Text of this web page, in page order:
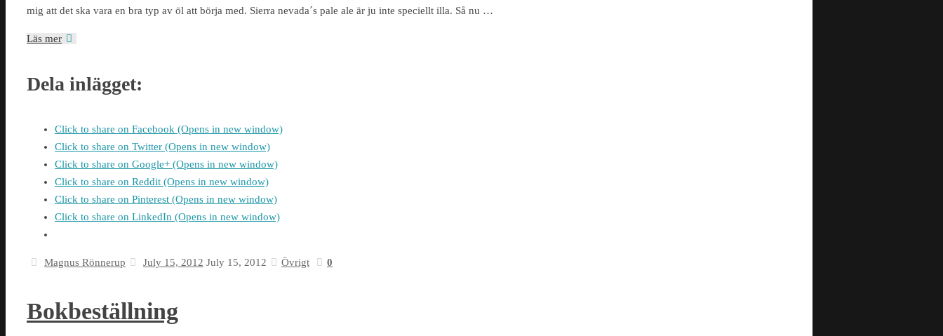
mig att det ska vara en bra typ av öl att börja med. Sierra nevada´s pale ale är ju inte speciellt illa. Så nu …
Läs mer
Dela inlägget:
Click to share on Facebook (Opens in new window)
Click to share on Twitter (Opens in new window)
Click to share on Google+ (Opens in new window)
Click to share on Reddit (Opens in new window)
Click to share on Pinterest (Opens in new window)
Click to share on LinkedIn (Opens in new window)
Magnus Rönnerup July 15, 2012 July 15, 2012 Övrigt 0
Bokbeställning